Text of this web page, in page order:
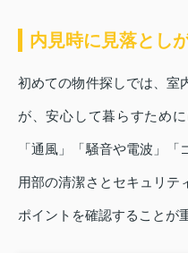
内見時に見落とし
初めての物件探しでは、室
が、安心して暮らすため
「通風」「騒音や電波」
用部の清潔さとセキュリテ
ポイントを確認することが